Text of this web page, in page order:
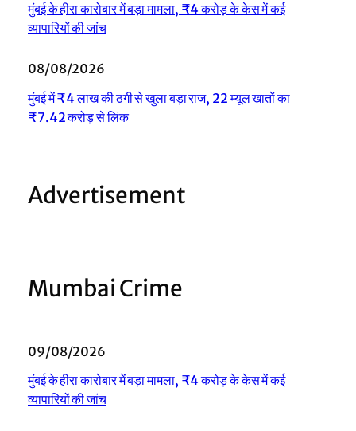
मुंबई के हीरा कारोबार में बड़ा मामला, ₹4 करोड़ के केस में कई
व्यापारियों की जांच
08/08/2026
मुंबई में ₹4 लाख की ठगी से खुला बड़ा राज, 22 म्यूल खातों का
₹7.42 करोड़ से लिंक
Advertisement
Mumbai Crime
09/08/2026
मुंबई के हीरा कारोबार में बड़ा मामला, ₹4 करोड़ के केस में कई
व्यापारियों की जांच